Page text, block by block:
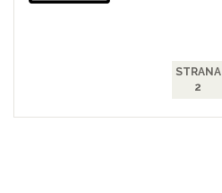
STRANA
2